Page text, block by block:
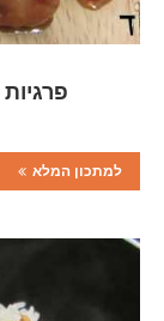
למתכון המלא